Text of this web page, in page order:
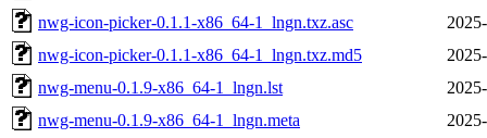
nwg-icon-picker-0.1.1-x86_64-1_lngn.txz.asc
nwg-icon-picker-0.1.1-x86_64-1_lngn.txz.md5
nwg-menu-0.1.9-x86_64-1_lngn.lst
nwg-menu-0.1.9-x86_64-1_lngn.meta